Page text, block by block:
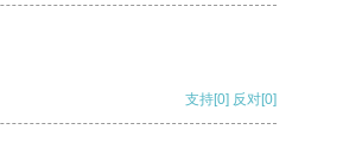
支持[0] 反对[0]